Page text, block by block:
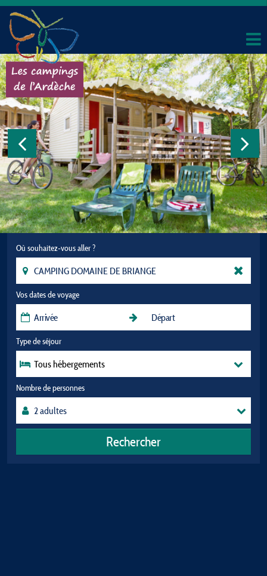
Où souhaitez-vous aller ?
Vos dates de voyage
Type de séjour
Tous hébergements
Nombre de personnes
Rechercher